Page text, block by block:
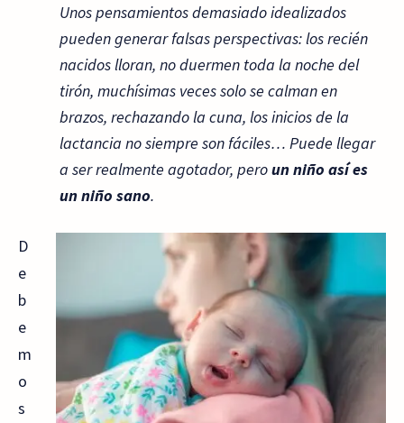
Unos pensamientos demasiado idealizados
pueden generar falsas perspectivas: los recién
nacidos lloran, no duermen toda la noche del
tirón, muchísimas veces solo se calman en
brazos, rechazando la cuna, los inicios de la
lactancia no siempre son fáciles… Puede llegar
a ser realmente agotador, peroun niño así es
un niño sano.
D
e
b
e
m
o
s